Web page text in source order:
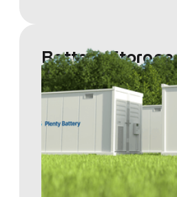
Battery Storage
Grootschalige
energie produceren en
toekomstbestendige